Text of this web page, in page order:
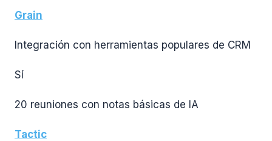
Grain
Integración con herramientas populares de CRM
Sí
20 reuniones con notas básicas de IA
Tactic